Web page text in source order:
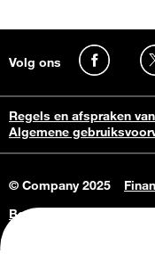
Volg ons
Regels en afspraken
Algemene
© Company 2025
Bedrijfsgegevens